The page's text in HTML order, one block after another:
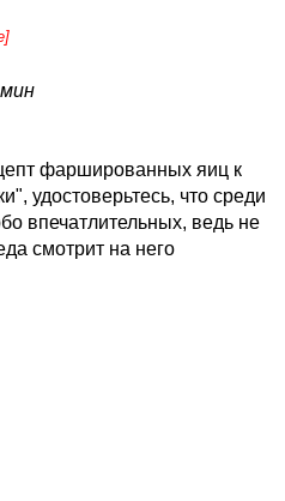
фаршированных яиц к
удостоверьтесь, что среди
впечатлительных, ведь не
смотрит на него